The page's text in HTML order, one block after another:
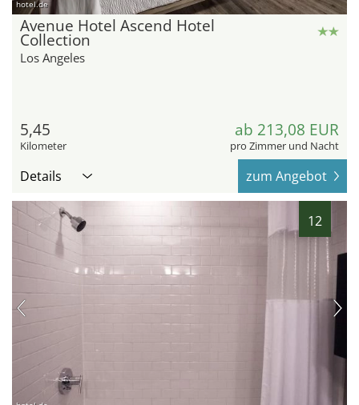
hotel.de
Avenue Hotel Ascend Hotel
Collection
Los Angeles
5,45
Kilometer
ab 213,08 EUR
pro Zimmer und Nacht
Details zum Angebot
12